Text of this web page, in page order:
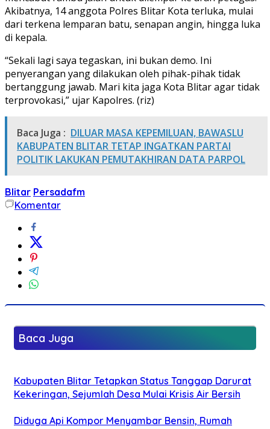
Akibatnya, 14 anggota Polres Blitar Kota terluka, mulai
dari terkena lemparan batu, senapan angin, hingga luka
di kepala.
“Sekali lagi saya tegaskan, ini bukan demo. Ini
penyerangan yang dilakukan oleh pihak-pihak tidak
bertanggung jawab. Mari kita jaga Kota Blitar agar tidak
terprovokasi,” ujar Kapolres. (riz)
Baca Juga : DILUAR MASA KEPEMILUAN, BAWASLU
KABUPATEN BLITAR TETAP INGATKAN PARTAI
POLITIK LAKUKAN PEMUTAKHIRAN DATA PARPOL
Blitar Persadafm
Komentar
Baca Juga
Kabupaten Blitar Tetapkan Status Tanggap Darurat
Kekeringan, Sejumlah Desa Mulai Krisis Air Bersih
Diduga Api Kompor Menyambar Bensin, Rumah